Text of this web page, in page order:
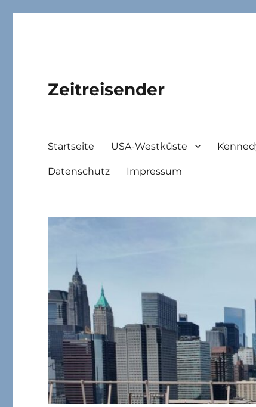
Zeitreisender
Startseite USA-Westküste
Datenschutz Impressum